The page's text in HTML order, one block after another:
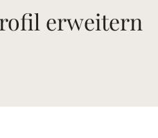
erweitern